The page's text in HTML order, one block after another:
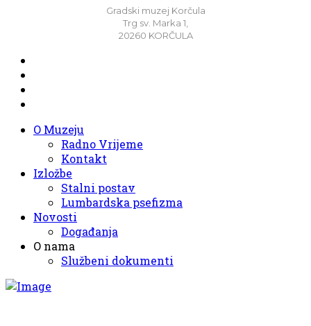
Gradski muzej Korčula
Trg sv. Marka 1,
20260 KORČULA
O Muzeju
Radno Vrijeme
Kontakt
Izložbe
Stalni postav
Lumbardska psefizma
Novosti
Događanja
O nama
Službeni dokumenti